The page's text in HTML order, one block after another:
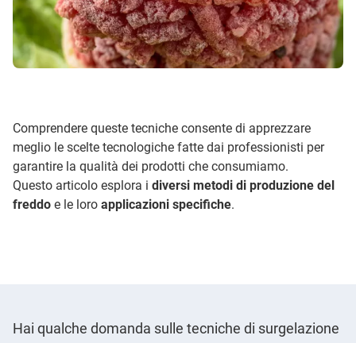
Comprendere queste tecniche consente di apprezzare
meglio le scelte tecnologiche fatte dai professionisti per
garantire la qualità dei prodotti che consumiamo.
Questo articolo esplora i diversi metodi di produzione del
freddo e le loro applicazioni specifiche.
Hai qualche domanda sulle tecniche di surgelazione